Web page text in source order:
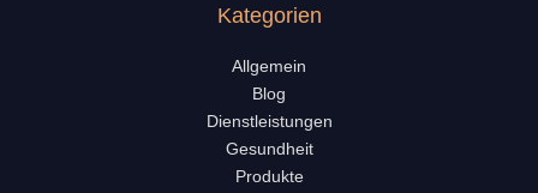
Kategorien
Allgemein
Blog
Dienstleistungen
Gesundheit
Produkte